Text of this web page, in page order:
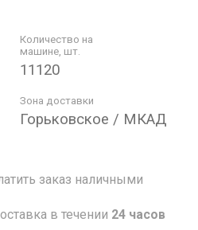
Количество на
машине, шт.
11120
Зона доставки
Горьковское / МКАД
заказ наличными
в течении 24 часов